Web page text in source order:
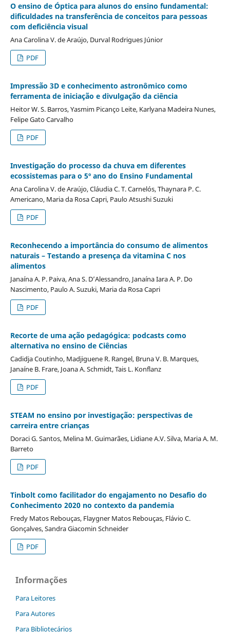
O ensino de Óptica para alunos do ensino fundamental:
dificuldades na transferência de conceitos para pessoas
com deficiência visual
Ana Carolina V. de Araújo, Durval Rodrigues Júnior
PDF
Impressão 3D e conhecimento astronômico como
ferramenta de iniciação e divulgação da ciência
Heitor W. S. Barros, Yasmim Picanço Leite, Karlyana Madeira Nunes,
Felipe Gato Carvalho
PDF
Investigação do processo da chuva em diferentes
ecossistemas para o 5º ano do Ensino Fundamental
Ana Carolina V. de Araújo, Cláudia C. T. Carnelós, Thaynara P. C.
Americano, Maria da Rosa Capri, Paulo Atsushi Suzuki
PDF
Reconhecendo a importância do consumo de alimentos
naturais – Testando a presença da vitamina C nos
alimentos
Janaína A. P. Paiva, Ana S. D’Alessandro, Janaína Iara A. P. Do
Nascimento, Paulo A. Suzuki, Maria da Rosa Capri
PDF
Recorte de uma ação pedagógica: podcasts como
alternativa no ensino de Ciências
Cadidja Coutinho, Madjiguene R. Rangel, Bruna V. B. Marques,
Janaíne B. Frare, Joana A. Schmidt, Tais L. Konflanz
PDF
STEAM no ensino por investigação: perspectivas de
carreira entre crianças
Doraci G. Santos, Melina M. Guimarães, Lidiane A.V. Silva, Maria A. M.
Barreto
PDF
Tinbolt como facilitador do engajamento no Desafio do
Conhecimento 2020 no contexto da pandemia
Fredy Matos Rebouças, Flaygner Matos Rebouças, Flávio C.
Gonçalves, Sandra Giacomin Schneider
PDF
Informações
Para Leitores
Para Autores
Para Bibliotecários